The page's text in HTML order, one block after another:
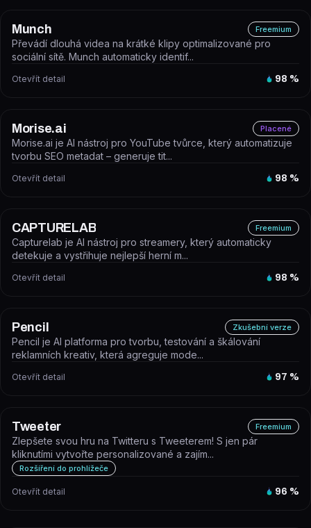
Munch Freemium
Převádí dlouhá videa na krátké klipy optimalizované pro
sociální sítě. Munch automaticky identif...
Otevřít detail 98 %
Morise.ai Placené
Morise.ai je AI nástroj pro YouTube tvůrce, který automatizuje
tvorbu SEO metadat – generuje tit...
Otevřít detail 98 %
CAPTURELAB Freemium
Capturelab je AI nástroj pro streamery, který automaticky
detekuje a vystřihuje nejlepší herní m...
Otevřít detail 98 %
Pencil Zkušební verze
Pencil je AI platforma pro tvorbu, testování a škálování
reklamních kreativ, která agreguje mode...
Otevřít detail 97 %
Tweeter Freemium
Zlepšete svou hru na Twitteru s Tweeterem! S jen pár
kliknutími vytvořte personalizované a zajím...
Rozšíření do prohlížeče
Otevřít detail 96 %